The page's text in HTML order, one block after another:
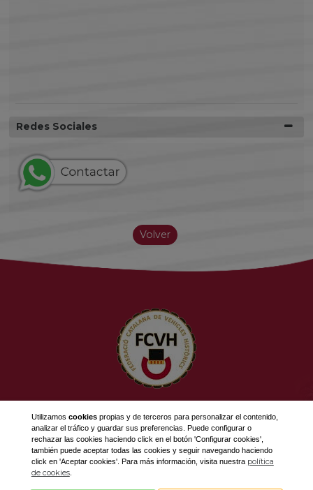
Redes Sociales
Volver
689 308 868
fcvh@fcvh.cat
Utilizamos cookiespropias y de terceros para personalizar el contenido,
analizar el tráfico y guardar sus preferencias. Puede configurar o
rechazar las cookies haciendo click en el botón 'Configurar cookies',
también puede aceptar todas las cookies y seguir navegando haciendo
click en 'Aceptar cookies'. Para más información, visita nuestra política
de cookies.